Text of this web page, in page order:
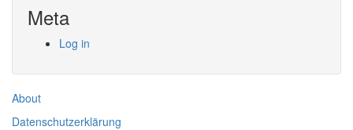
Meta
Log in
About
Datenschutzerklärung